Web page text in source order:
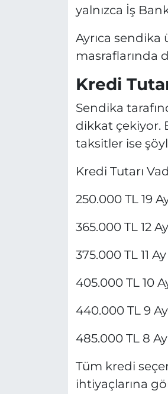
yalnızca İş
Ayrıca sendika
masraflarında
Kredi
Sendika
dikkat çekiyor.
taksitler ise
Kredi Tutarı
250.000 TL 19
365.000 TL 12
375.000 TL 11
405.000 TL 10
440.000 TL 9
485.000 TL 8
Tüm kredi
ihtiyaçlarına